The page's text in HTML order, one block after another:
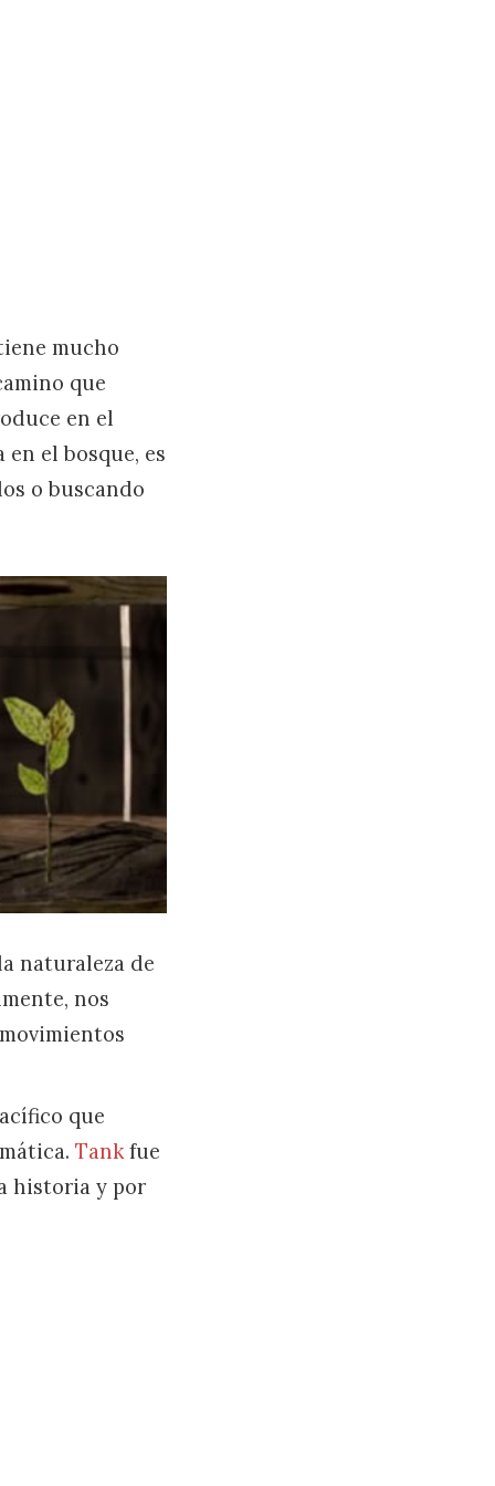
mucho
que
en el
el bosque, es
o buscando
naturaleza de
nos
que
Tankfue
historia y por